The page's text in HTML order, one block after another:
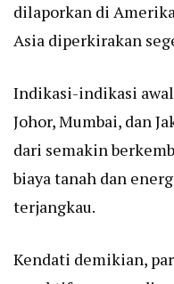
dilaporkan di
Asia diperkirakan
Indikasi-indikasi
Johor, Mumbai, dan
dari semakin
biaya tanah dan
terjangkau.
Kendati demikian,